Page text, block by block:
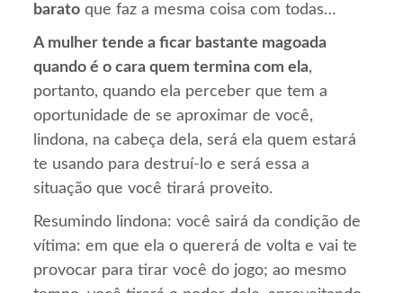
barato que faz a mesma coisa com todas…
A mulher tende a ficar bastante magoada
quando é o cara quem termina com ela,
portanto, quando ela perceber que tem a
oportunidade de se aproximar de você,
lindona, na cabeça dela, será ela quem estará
te usando para destruí-lo e será essa a
situação que você tirará proveito.
Resumindo lindona: você sairá da condição de
vítima: em que ela o quererá de volta e vai te
provocar para tirar você do jogo; ao mesmo